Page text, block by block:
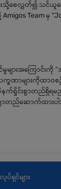
းသို့စေလွှတ်၍ သင်ယူစေ
Team မှ
များအကြောင်းကို
ဏာများကိုထာဝစ
နက်ရှိုင်းစွာတည်ရှိရ
စွာတည်ဆောက်ထားပ
ပ်ရှင်များ